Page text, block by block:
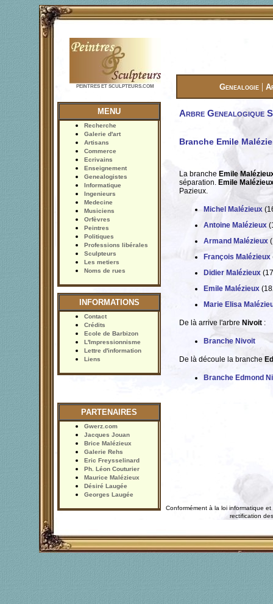
PEINTRES ET SCULPTEURS.COM Genealogie |
MENU
Recherche
Galerie d'art
Artisans
Commerce
Ecrivains
Enseignement
Genealogistes
Informatique
Ingenieurs
Medecine
Musiciens
Orfèvres
Peintres
Politiques
Professions libérales
Sculpteurs
Les metiers
Noms de rues
INFORMATIONS
Contact
Crédits
Ecole de Barbizon
L'Impressionnisme
Lettre d'information
Liens
PARTENAIRES
Gwerz.com
Jacques Jouan
Brice Malézieux
Galerie Rehs
Eric Freysselinard
Ph. Léon Couturier
Maurice Malézieux
Désiré Laugée
Georges Laugée
Arbre Genealogique
Branche Emile
La branche Emile
séparation. Emile
Pazieux.
Michel Malézieux
Antoine Malézieux
Armand Malézieux
François Malézieux
Didier Malézieux
Emile Malézieux
Marie Elisa
De là arrive l'arbre Nivoit :
Branche Nivoit
De là découle la branche
Branche Edmond
Conformément à la loi informatique
rectification